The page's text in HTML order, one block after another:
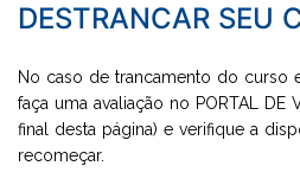
DESTRANCAR SEU
No caso de trancamento do curso
faça uma avaliação no PORTAL DE
final desta página) e verifique a
recomeçar.